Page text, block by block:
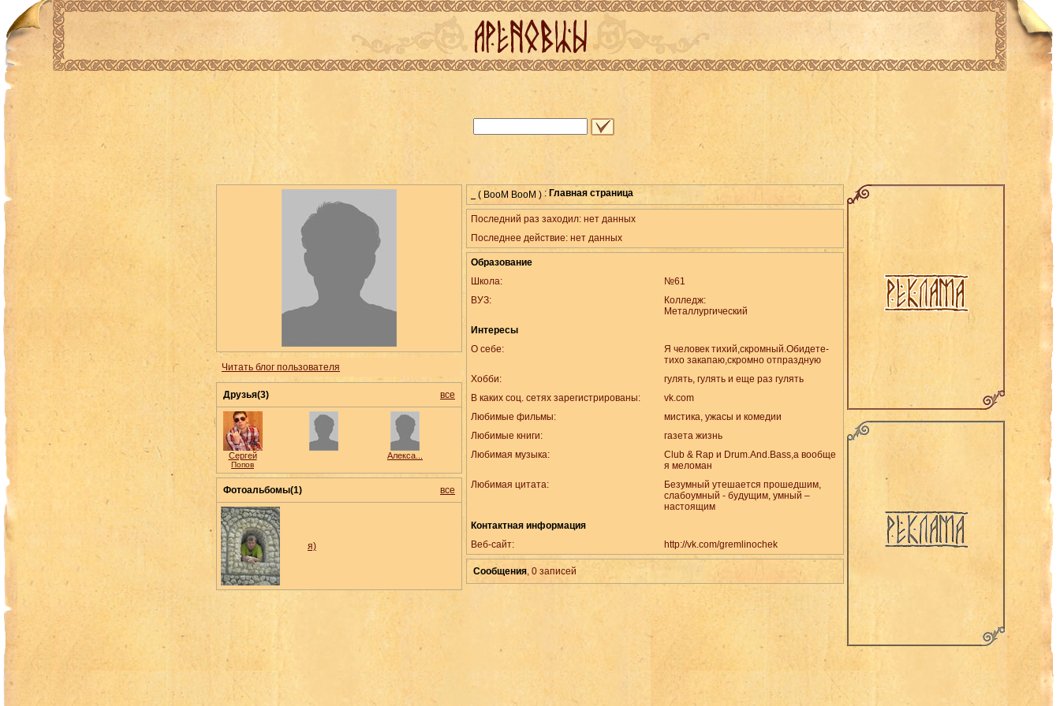
Читать блог пользователя
Друзья(3) все
Сергей
Попов
Алекса...
Фотоальбомы(1) все
я)
( BooM BooM ) : Главная страница
Последний раз заходил: нет данных
Последнее действие: нет данных
Образование
Школа:
№61
ВУЗ:
Колледж:
Металлургический
Интересы
О себе:
Я человек тихий,скромный.Обидете-
тихо закапаю,скромно отпраздную
Хобби:
гулять, гулять и еще раз гулять
В каких соц. сетях зарегистрированы:
vk.com
Любимые фильмы:
мистика, ужасы и комедии
Любимые книги:
газета жизнь
Любимая музыка:
Club & Rap и Drum.And.Bass,а вообще
я меломан
Любимая цитата:
Безумный утешается прошедшим,
слабоумный - будущим, умный –
настоящим
Контактная информация
Веб-сайт:
http://vk.com/gremlinochek
Сообщения, 0 записей